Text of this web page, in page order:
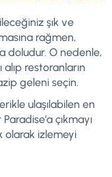
şık ve
rağmen,
doludur. O nedenle,
alıp restoranların
geleni seçin.
ulaşılabilen en
çıkmayı
olarak izlemeyi